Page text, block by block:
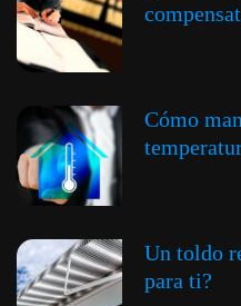
Cómo
Un toldo
para ti?